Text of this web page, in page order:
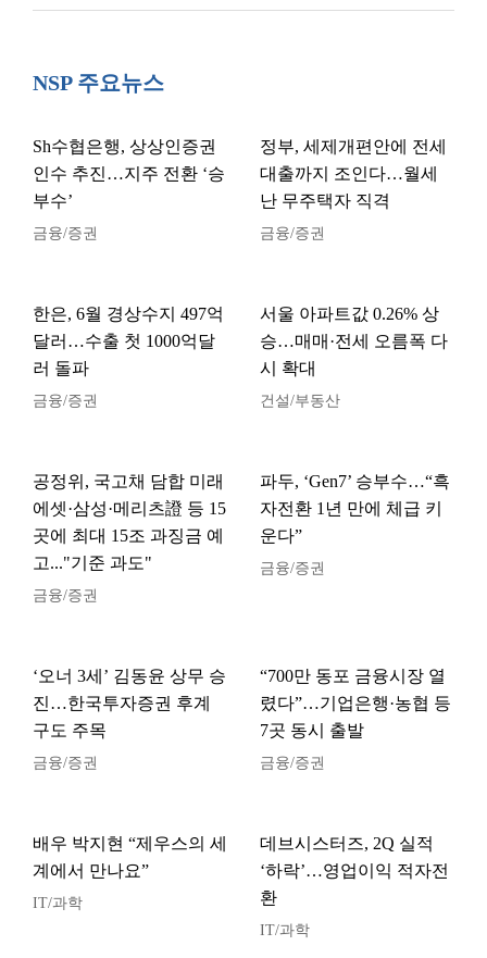
NSP 주요뉴스
Sh수협은행, 상상인증권
인수 추진…지주 전환 ‘승
부수’
금융/증권
정부, 세제개편안에 전세
대출까지 조인다…월세
난 무주택자 직격
금융/증권
한은, 6월 경상수지 497억
달러…수출 첫 1000억달
러 돌파
금융/증권
서울 아파트값 0.26% 상
승…매매·전세 오름폭 다
시 확대
건설/부동산
공정위, 국고채 담합 미래
에셋·삼성·메리츠證 등 15
곳에 최대 15조 과징금 예
고..."기준 과도"
금융/증권
파두, ‘Gen7’ 승부수…“흑
자전환 1년 만에 체급 키
운다”
금융/증권
‘오너 3세’ 김동윤 상무 승
진…한국투자증권 후계
구도 주목
금융/증권
“700만 동포 금융시장 열
렸다”…기업은행·농협 등
7곳 동시 출발
금융/증권
배우 박지현 “제우스의 세
계에서 만나요”
IT/과학
데브시스터즈, 2Q 실적
‘하락’…영업이익 적자전
환
IT/과학